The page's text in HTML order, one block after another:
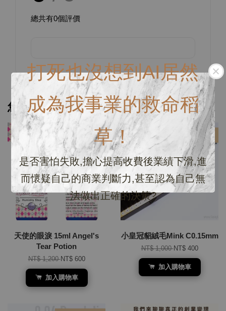
打死也沒想到AI居然
成為我事業的救命稻
草！
是否害怕失敗,擔心提高收費後業績下滑,進
而懷疑自己的商業判斷力,甚至認為自己無
法做出正確的決策?
總共有0個評價
您可能也喜歡
優惠
天使的眼淚 15ml Angel's
Tear Potion
NT$ 1,200NT$ 600
加入購物車
優惠
小皇冠貂絨毛Mink C0.15mm
NT$ 1,000NT$ 400
加入購物車